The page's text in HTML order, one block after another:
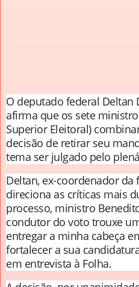
O deputado federal Deltan
afirma que os sete
Superior Eleitoral)
decisão de retirar seu
tema ser julgado pelo
Deltan, ex-coordenador da
direciona as críticas mais
processo, ministro
condutor do voto trouxe
entregar a minha cabeça
fortalecer a sua
em entrevista à Folha.